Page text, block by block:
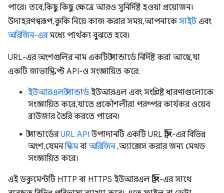
পারে। তবে, কিছু কিছু ক্ষেত্রে আরও সুনির্দিষ্ট হওয়া প্রয়োজন।
উদাহরণস্বরূপ, কুকি নিয়ে কাজ করার সময়, আপনাকেসাইটএবং
অরিজিন-এরমধ্যে পার্থক্য বুঝতে হবে।
URL-এর অংশগুলির নাম একটি স্ট্যান্ডার্ডে নির্দিষ্ট করা আছে, যা
একটি জাভাস্ক্রিপ্ট API-ও সংজ্ঞায়িত করে:
ইউআরএল স্ট্যান্ডার্ডইউআরএল এবং সংশ্লিষ্ট ধারণাগুলোকে
সংজ্ঞায়িত করে, যাতে প্রকৌশলীরা পরস্পর কার্যকর ওয়েব
ব্রাউজার তৈরি করতে পারেন।
স্ট্যান্ডার্ডেরURL API উপাদানটি একটি URL স্ট্রিং-এর বিভিন্ন
অংশ, যেমনস্কিমবা অরিজিন, অ্যাক্সেস করার জন্য মেথড
সংজ্ঞায়িত করে।
এই ডকুমেন্টটি HTTP বা HTTPS ইউআরএল স্ট্রিং-এর সাথে